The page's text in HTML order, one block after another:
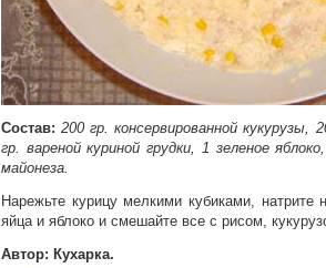
Состав:200 гр. консервированной кукурузы,
гр. вареной куриной грудки, 1 зеленое
майонеза.
Нарежьте курицу мелкими кубиками, натрите
яйца и яблоко и смешайте все с рисом,
Автор: Кухарка.